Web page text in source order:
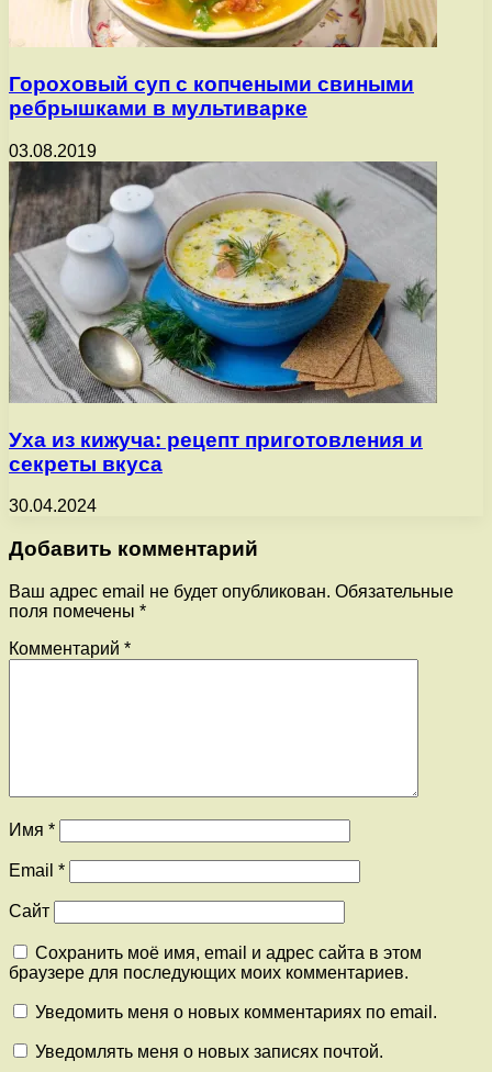
Гороховый суп с копчеными свиными
ребрышками в мультиварке
03.08.2019
Уха из кижуча: рецепт приготовления и
секреты вкуса
30.04.2024
Добавить комментарий
Ваш адрес email не будет опубликован. Обязательные
поля помечены *
Комментарий *
Имя *
Email *
Сайт
Сохранить моё имя, email и адрес сайта в этом
браузере для последующих моих комментариев.
Уведомить меня о новых комментариях по email.
Уведомлять меня о новых записях почтой.